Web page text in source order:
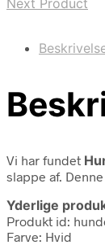
Vi har fundet
slappe af.
Yderlige
Produkt id:
Farve: Hvid